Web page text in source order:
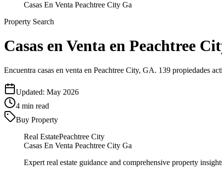
Casas En Venta Peachtree City Ga
Property Search
Casas en Venta en Peachtree
Encuentra casas en venta en Peachtree City, GA. 139 propiedades
Updated: May 2026
4 min read
Buy Property
Real EstatePeachtree City
Casas En Venta Peachtree City Ga
Expert real estate guidance and comprehensive property